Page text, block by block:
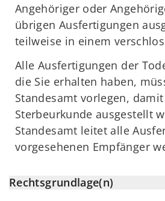
Angehöriger oder
übrigen Ausfertigungen
teilweise in einem
Alle Ausfertigungen der
die Sie erhalten haben,
Standesamt vorlegen,
Sterbeurkunde ausgestellt
Standesamt leitet alle
vorgesehenen Empfänger
Rechtsgrundlage(n)